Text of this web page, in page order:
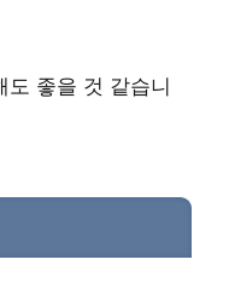
도 좋을 것 같습니